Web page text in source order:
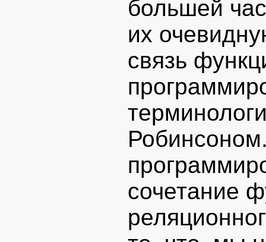
большей
их
связь
сочетание